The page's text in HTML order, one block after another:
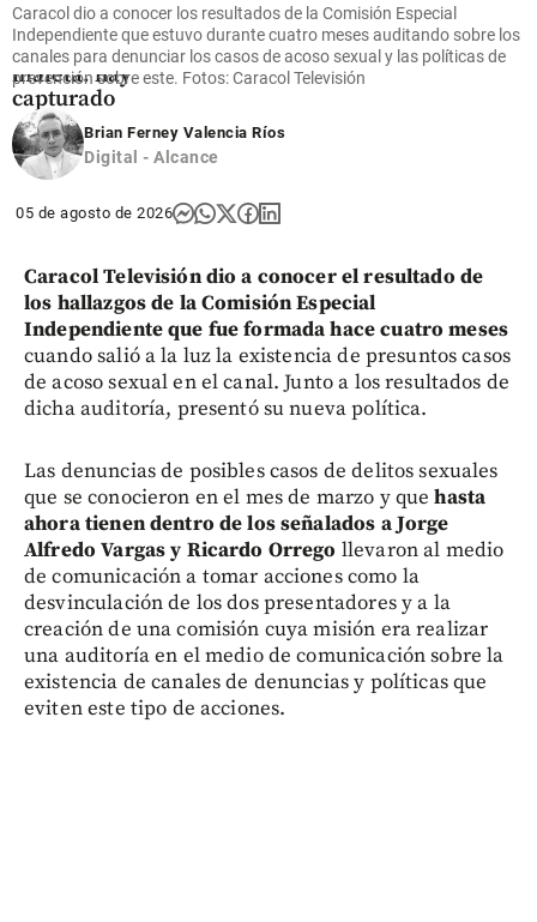
una mujer
en una
maleta: hay
capturado
share
Caracol dio a conocer los resultados de la Comisión Especial
Independiente que estuvo durante cuatro meses auditando sobre los
canales para denunciar los casos de acoso sexual y las políticas de
prevención sobre este. Fotos: Caracol Televisión
Brian Ferney Valencia Ríos
Digital - Alcance
05 de agosto de 2026
Caracol Televisión dio a conocer el resultado de
los hallazgos de la Comisión Especial
Independiente que fue formada hace cuatro meses
cuando salió a la luz la existencia de presuntos casos
de acoso sexual en el canal. Junto a los resultados de
dicha auditoría, presentó su nueva política.
Las denuncias de posibles casos de delitos sexuales
que se conocieron en el mes de marzo y quehasta
ahora tienen dentro de los señalados a Jorge
Alfredo Vargas y Ricardo Orrego llevaron al medio
de comunicación a tomar acciones como la
desvinculación de los dos presentadores y a la
creación de una comisión cuya misión era realizar
una auditoría en el medio de comunicación sobre la
existencia de canales de denuncias y políticas que
eviten este tipo de acciones.